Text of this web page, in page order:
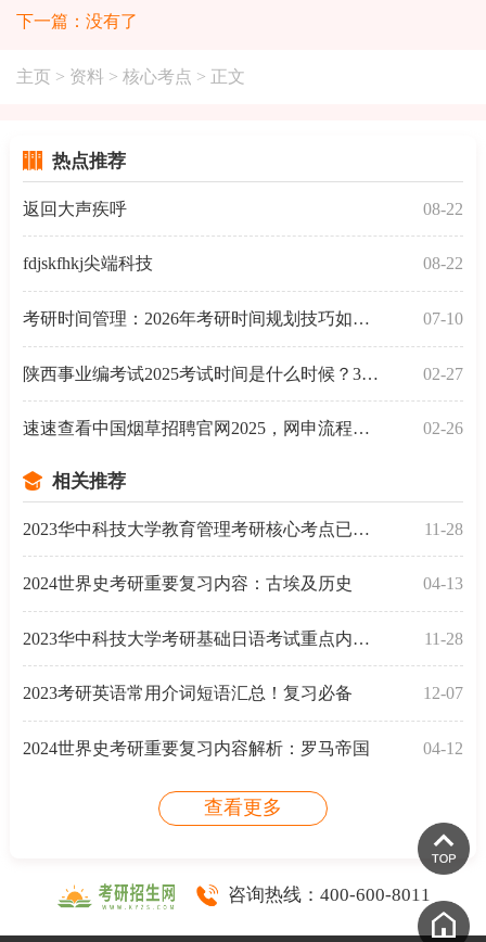
下一篇：没有了
主页 > 资料 > 核心考点 > 正文
热点推荐
返回大声疾呼 08-22
fdjskfhkj尖端科技 08-22
考研时间管理：2026年考研时间规划技巧如果准备才是最 07-10
陕西事业编考试2025考试时间是什么时候？3月29考试！ 02-27
速速查看中国烟草招聘官网2025，网申流程全解析！ 02-26
相关推荐
2023华中科技大学教育管理考研核心考点已发布 11-28
2024世界史考研重要复习内容：古埃及历史 04-13
2023华中科技大学考研基础日语考试重点内容公布 11-28
2023考研英语常用介词短语汇总！复习必备 12-07
2024世界史考研重要复习内容解析：罗马帝国 04-12
查看更多
咨询热线：400-600-8011